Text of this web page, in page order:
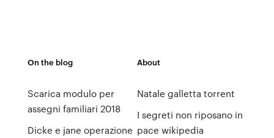
On the blog
Scarica modulo per
assegni familiari 2018
Dicke e jane operazione
About
Natale galletta torrent
I segreti non riposano in
pace wikipedia